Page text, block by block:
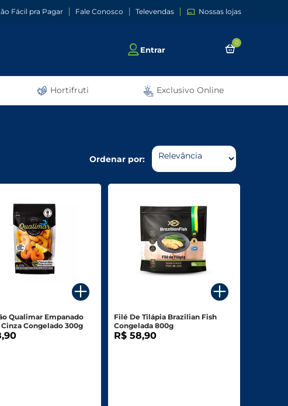
Fácil pra Pagar Fale Conosco Televendas Nossas lojas
Entrar
0
Hortifruti Exclusivo Online
Ordenar por:
Qualimar Empanado
Congelado 300g
Filé De Tilápia Brazilian Fish
Congelada 800g
R$ 58,90